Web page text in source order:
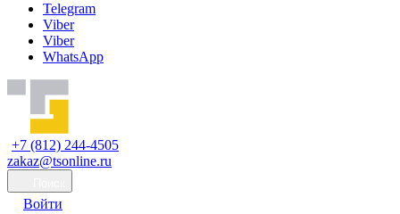
Telegram
Viber
Viber
WhatsApp
+7 (812) 244-4505
zakaz@tsonline.ru
Войти